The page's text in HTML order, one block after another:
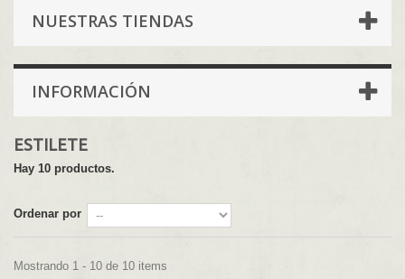
NUESTRAS TIENDAS
INFORMACIÓN
ESTILETE
Hay 10 productos.
Ordenar por
Mostrando 1 - 10 de 10 items